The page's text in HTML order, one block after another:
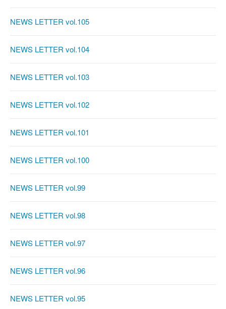
NEWS LETTER vol.105
NEWS LETTER vol.104
NEWS LETTER vol.103
NEWS LETTER vol.102
NEWS LETTER vol.101
NEWS LETTER vol.100
NEWS LETTER vol.99
NEWS LETTER vol.98
NEWS LETTER vol.97
NEWS LETTER vol.96
NEWS LETTER vol.95